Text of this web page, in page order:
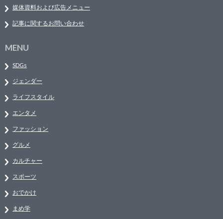
媒体資料および広告メニュー
記事に関するお問い合わせ
MENU
SDGs
ジェンダー
ライフスタイル
エンタメ
ファッション
グルメ
カルチャー
スポーツ
おでかけ
まめ学